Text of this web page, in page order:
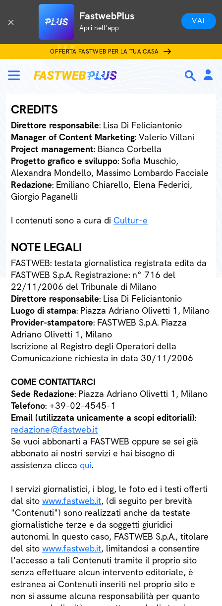
FastwebPlus
Apri nell'app
VAI
OFFERTA FASTWEB PER LA TUA CASA
CREDITS
Direttore responsabile: Lisa Di Feliciantonio
Manager of Content Marketing: Valerio Villani
Project management: Bianca Corbella
Progetto grafico e sviluppo: Sofia Muschio,
Alexandra Mondello, Massimo Lombardo Facciale
Redazione: Emiliano Chiarello, Elena Federici,
Giorgio Paganelli
I contenuti sono a cura di Cultur-e
NOTE LEGALI
FASTWEB: testata giornalistica registrata edita da
FASTWEB S.p.A. Registrazione: n° 716 del
22/11/2006 del Tribunale di Milano
Direttore responsabile: Lisa Di Feliciantonio
Luogo di stampa: Piazza Adriano Olivetti 1, Milano
Provider-stampatore: FASTWEB S.p.A. Piazza
Adriano Olivetti 1, Milano
Iscrizione al Registro degli Operatori della
Comunicazione richiesta in data 30/11/2006
COME CONTATTARCI
Sede Redazione: Piazza Adriano Olivetti 1, Milano
Telefono: +39-02-4545-1
Email (utilizzata unicamente a scopi editoriali):
redazione@fastweb.it
Se vuoi abbonarti a FASTWEB oppure se sei già
abbonato ai nostri servizi e hai bisogno di
assistenza clicca qui.
I servizi giornalistici, i blog, le foto ed i testi offerti
dal sito www.fastweb.it, (di seguito per brevità
"Contenuti") sono realizzati anche da testate
giornalistiche terze e da soggetti giuridici
autonomi. In questo caso, FASTWEB S.p.A., titolare
del sito www.fastweb.it, limitandosi a consentire
l'accesso a tali Contenuti tramite il proprio sito
senza effettuare alcun intervento editoriale, è
estranea ai Contenuti inseriti nel proprio sito e
non si assume alcuna responsabilità per quanto